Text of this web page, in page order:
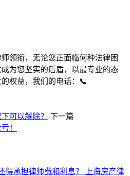
领衔，无论您正面临何种法律困
为您坚实的后盾，以最专业的态
权益，我们的电话：📞
可以解除？
下一篇
！
得承担律师费和利息？
上海房产律